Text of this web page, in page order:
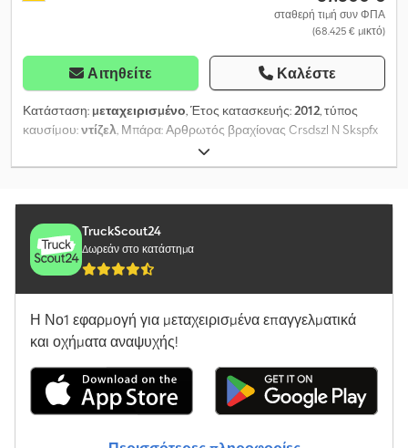
σταθερή τιμή συν ΦΠΑ
(68.425 € μικτό)
Αιτηθείτε Καλέστε
Κατάσταση: μεταχειρισμένο, Έτος κατασκευής:2012, τύπος
καυσίμου:ντίζελ, Μπάρα: Αρθρωτός βραχίονας Crsdszl N Skspfx
Aixsf Μέγιστη ανυψωτική ικανότητα: 272 κιλά Επικοινωνήστε με
το Gebrauchtgeräte Center για περισσότερες πληροφορίες. DE01
TruckScout24
Δωρεάν στο κατάστημα
Η Νο1 εφαρμογή για μεταχειρισμένα επαγγελματικά
και οχήματα αναψυχής!